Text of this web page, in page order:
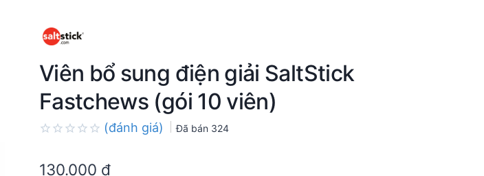
Viên bổ sung điện giải SaltStick
Fastchews (gói 10 viên)
out
(đánh giá) Đã bán 324
130.000 ₫